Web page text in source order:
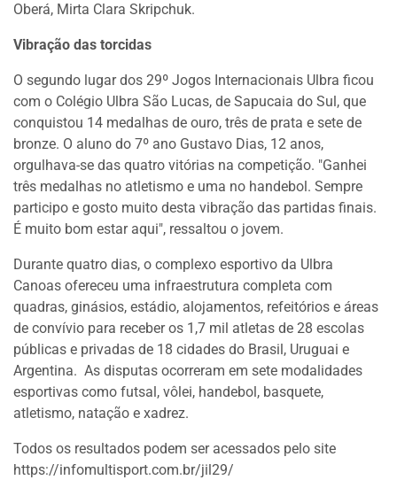
Oberá, Mirta Clara Skripchuk.
Vibração das torcidas
O segundo lugar dos 29º Jogos Internacionais Ulbra ficou
com o Colégio Ulbra São Lucas, de Sapucaia do Sul, que
conquistou 14 medalhas de ouro, três de prata e sete de
bronze. O aluno do 7º ano Gustavo Dias, 12 anos,
orgulhava-se das quatro vitórias na competição. "Ganhei
três medalhas no atletismo e uma no handebol. Sempre
participo e gosto muito desta vibração das partidas finais.
É muito bom estar aqui", ressaltou o jovem.
Durante quatro dias, o complexo esportivo da Ulbra
Canoas ofereceu uma infraestrutura completa com
quadras, ginásios, estádio, alojamentos, refeitórios e áreas
de convívio para receber os 1,7 mil atletas de 28 escolas
públicas e privadas de 18 cidades do Brasil, Uruguai e
Argentina. As disputas ocorreram em sete modalidades
esportivas como futsal, vôlei, handebol, basquete,
atletismo, natação e xadrez.
Todos os resultados podem ser acessados pelo site
https://infomultisport.com.br/jil29/